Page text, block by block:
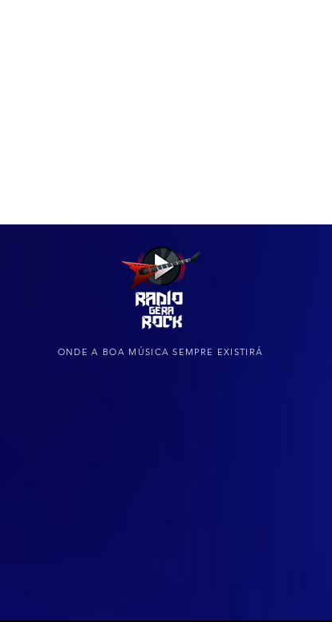
ONDE A BOA MÚSICA SEMPRE EXISTIRÁ